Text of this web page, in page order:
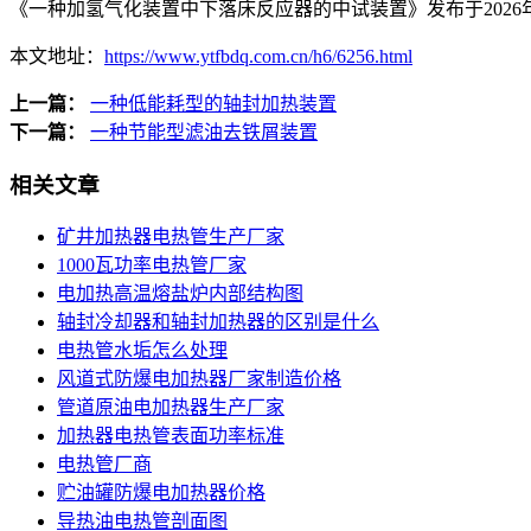
《一种加氢气化装置中下落床反应器的中试装置》发布于2026
本文地址： https://www.ytfbdq.com.cn/h6/6256.html
上一篇：
一种低能耗型的轴封加热装置
下一篇：
一种节能型滤油去铁屑装置
相关文章
矿井加热器电热管生产厂家
1000瓦功率电热管厂家
电加热高温熔盐炉内部结构图
轴封冷却器和轴封加热器的区别是什么
电热管水垢怎么处理
风道式防爆电加热器厂家制造价格
管道原油电加热器生产厂家
加热器电热管表面功率标准
电热管厂商
贮油罐防爆电加热器价格
导热油电热管剖面图